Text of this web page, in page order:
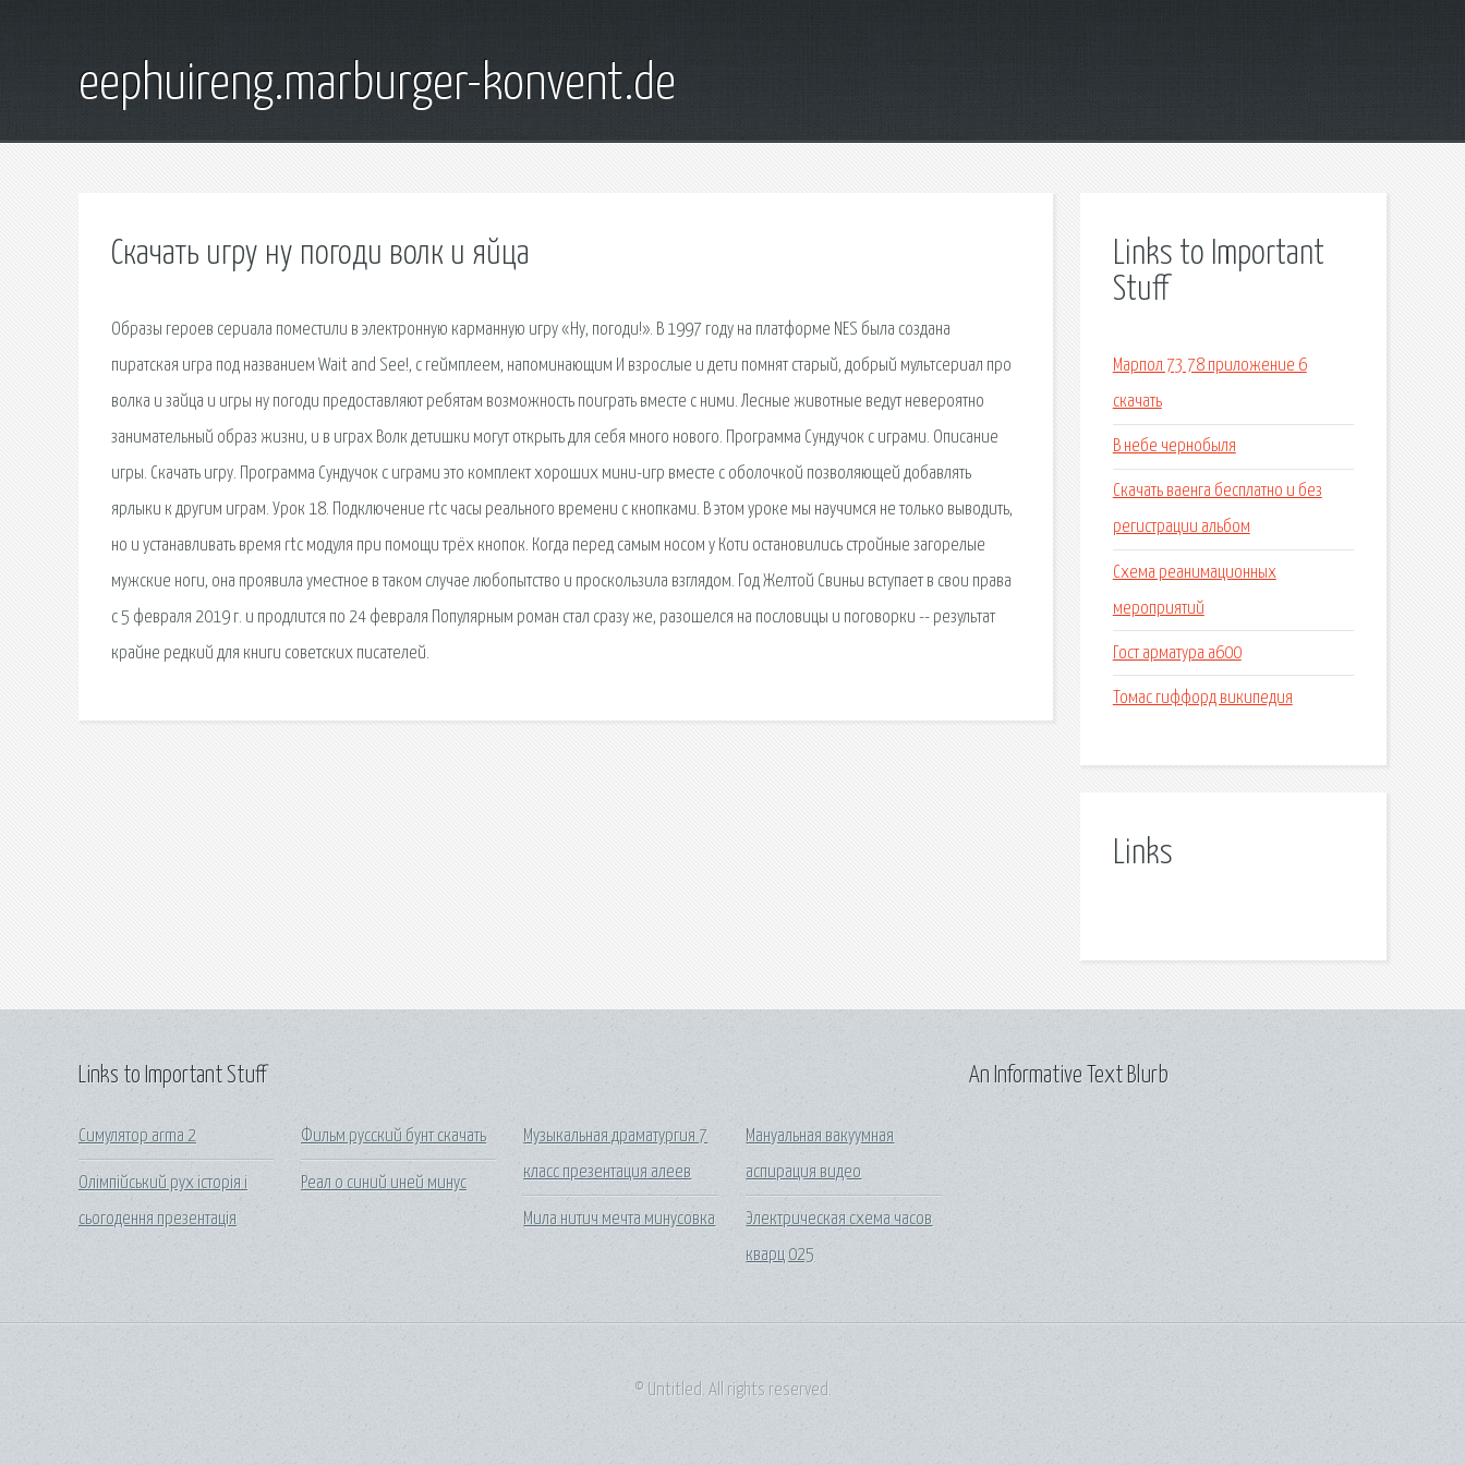
eephuireng.marburger-konvent.de
Скачать игру ну погоди волк и яйца
Образы героев сериала поместили в электронную карманную игру «Ну, погоди!». В 1997 году на платформе NES была создана
пиратская игра под названием Wait and See!, с геймплеем, напоминающим И взрослые и дети помнят старый, добрый мультсериал про
волка и зайца и игры ну погоди предоставляют ребятам возможность поиграть вместе с ними. Лесные животные ведут невероятно
занимательный образ жизни, и в играх Волк детишки могут открыть для себя много нового. Программа Сундучок с играми. Описание
игры. Скачать игру. Программа Сундучок с играми это комплект хороших мини-игр вместе с оболочкой позволяющей добавлять
ярлыки к другим играм. Урок 18. Подключение rtc часы реального времени с кнопками. В этом уроке мы научимся не только выводить,
но и устанавливать время rtc модуля при помощи трёх кнопок. Когда перед самым носом у Коти остановились стройные загорелые
мужские ноги, она проявила уместное в таком случае любопытство и проскользила взглядом. Год Желтой Свиньи вступает в свои права
с 5 февраля 2019 г. и продлится по 24 февраля Популярным роман стал сразу же, разошелся на пословицы и поговорки -- результат
крайне редкий для книги советских писателей.
Links to Important
Stuff
Марпол 73 78 приложение 6
скачать
В небе чернобыля
Скачать ваенга бесплатно и без
регистрации альбом
Схема реанимационных
мероприятий
Гост арматура а600
Томас гиффорд википедия
Links
Links to Important Stuff
Симулятор arma 2
Олімпійський рух історія і
сьогодення презентація
Фильм русский бунт скачать
Реал о синий иней минус
Музыкальная драматургия 7
класс презентация алеев
Мила нитич мечта минусовка
Мануальная вакуумная
аспирация видео
Электрическая схема часов
кварц 025
An Informative Text Blurb
© Untitled. All rights reserved.